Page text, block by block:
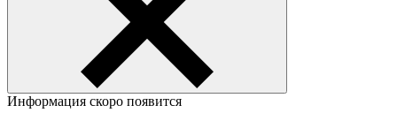
Информация скоро появится